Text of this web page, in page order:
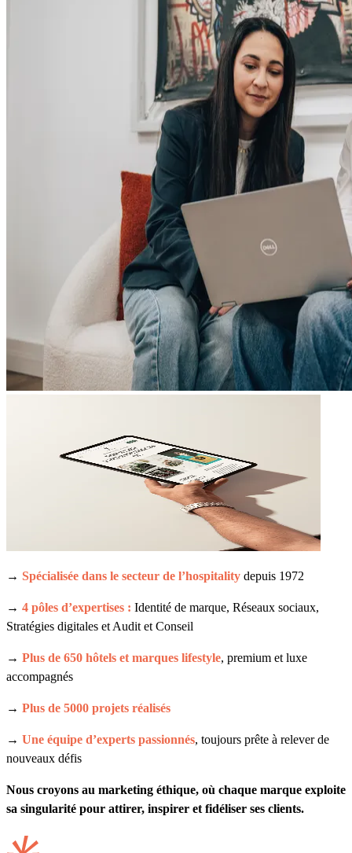
→ Spécialisée dans le secteur de l’hospitality depuis 1972
→ 4 pôles d’expertises : Identité de marque, Réseaux sociaux,
Stratégies digitales et Audit et Conseil
→ Plus de 650 hôtels et marques lifestyle, premium et luxe
accompagnés
→ Plus de 5000 projets réalisés
→ Une équipe d’experts passionnés, toujours prête à relever de
nouveaux défis
Nous croyons au marketing éthique, où chaque marque exploite
sa singularité pour attirer, inspirer et fidéliser ses clients.